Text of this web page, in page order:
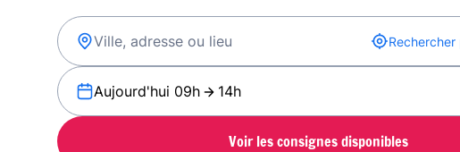
Aujourd'hui 09h 14h
Voir les consignes disponibles